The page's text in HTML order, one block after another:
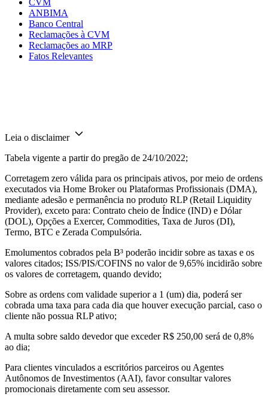
ANBIMA
Banco Central
Reclamações à CVM
Reclamações ao MRP
Fatos Relevantes
Leia o disclaimer
Tabela vigente a partir do pregão de 24/10/2022;
Corretagem zero válida para os principais ativos, por meio de ordens
executados via Home Broker ou Plataformas Profissionais (DMA),
mediante adesão e permanência no produto RLP (Retail Liquidity
Provider), exceto para: Contrato cheio de Índice (IND) e Dólar
(DOL), Opções a Exercer, Commodities, Taxa de Juros (DI),
Termo, BTC e Zerada Compulsória.
Emolumentos cobrados pela B³ poderão incidir sobre as taxas e os
valores citados; ISS/PIS/COFINS no valor de 9,65% incidirão sobre
os valores de corretagem, quando devido;
Sobre as ordens com validade superior a 1 (um) dia, poderá ser
cobrada uma taxa para cada dia que houver execução parcial, caso o
cliente não possua RLP ativo;
A multa sobre saldo devedor que exceder R$ 250,00 será de 0,8%
ao dia;
Para clientes vinculados a escritórios parceiros ou Agentes
Autônomos de Investimentos (AAI), favor consultar valores
promocionais diretamente com seu assessor.